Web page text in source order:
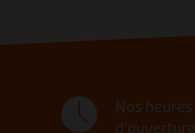
Nos heures
d'ouverture